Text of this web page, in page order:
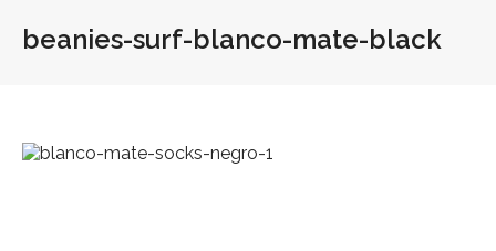
beanies-surf-blanco-mate-black